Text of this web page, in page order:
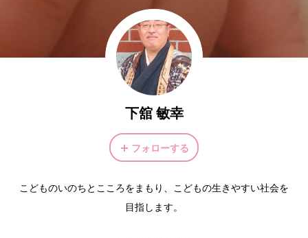
下舘 敏幸
フォローする
こどものいのちとこころをまもり、こどもの生きやすい社会を
目指します。